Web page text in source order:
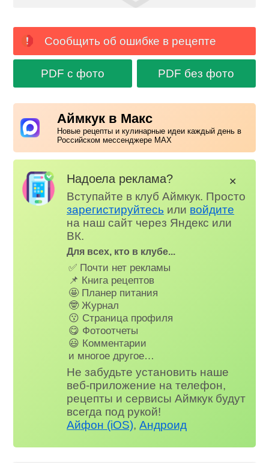
Сообщить об ошибке в рецепте
PDF с фото PDF без фото
Аймкук в Макс
Новые рецепты и кулинарные идеи каждый день в
Российском мессенджере MAX
Надоела реклама?
Вступайте в клуб Аймкук. Просто
зарегистируйтесь или войдите
на наш сайт через Яндекс или
ВК.
Для всех, кто в клубе...
✅ Почти нет рекламы
📌 Книга рецептов
🤩 Планер питания
🤓 Журнал
😗 Страница профиля
😋 Фотоотчеты
😃 Комментарии
и многое другое…
Не забудьте установить наше
веб-приложение на телефон,
рецепты и сервисы Аймкук будут
всегда под рукой!
Айфон (iOS),Андроид
✕